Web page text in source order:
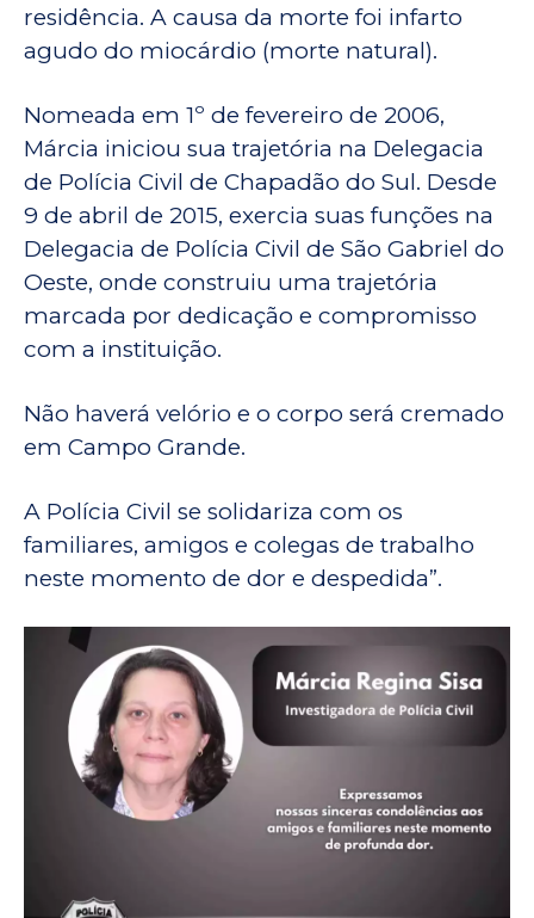
residência. A causa da morte foi infarto
agudo do miocárdio (morte natural).
Nomeada em 1º de fevereiro de 2006,
Márcia iniciou sua trajetória na Delegacia
de Polícia Civil de Chapadão do Sul. Desde
9 de abril de 2015, exercia suas funções na
Delegacia de Polícia Civil de São Gabriel do
Oeste, onde construiu uma trajetória
marcada por dedicação e compromisso
com a instituição.
Não haverá velório e o corpo será cremado
em Campo Grande.
A Polícia Civil se solidariza com os
familiares, amigos e colegas de trabalho
neste momento de dor e despedida”.